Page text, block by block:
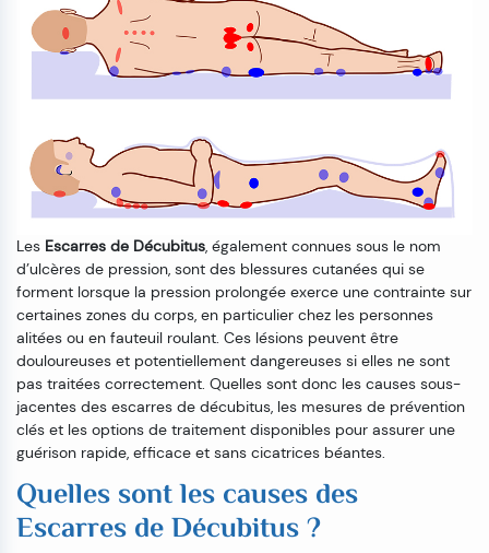
Les Escarres de Décubitus, également connues sous le nom
d’ulcères de pression, sont des blessures cutanées qui se
forment lorsque la pression prolongée exerce une contrainte sur
certaines zones du corps, en particulier chez les personnes
alitées ou en fauteuil roulant. Ces lésions peuvent être
douloureuses et potentiellement dangereuses si elles ne sont
pas traitées correctement. Quelles sont donc les causes sous-
jacentes des escarres de décubitus, les mesures de prévention
clés et les options de traitement disponibles pour assurer une
guérison rapide, efficace et sans cicatrices béantes.
Quelles sont les causes des
Escarres de Décubitus ?